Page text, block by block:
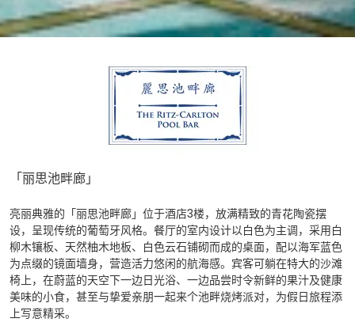
「丽思池畔廊」
亮丽典雅的「丽思池畔廊」位于酒店3楼，放满精致的青花陶瓷摆
设，呈现传统的葡萄牙风格。餐厅的室内设计以白色为主调，采用白
柳木镶板、天然柚木地板、白色云石铺砌而成的桌面，配以海军蓝色
为点缀的镜面墙身，营造活力悠闲的航海感。宾客可躺在特大的沙滩
椅上，在蔚蓝的天空下一边日光浴、一边品尝时令新鲜的果汁及健康
美味的小食，甚至与挚爱亲朋一起来个池畔烧烤派对，为假日旅程添
上写意精采。